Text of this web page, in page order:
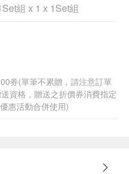
組 x 1 x 1Set組
券(單筆不累贈，請注意訂單
資格，贈送之折價券消費指定
惠活動合併使用)